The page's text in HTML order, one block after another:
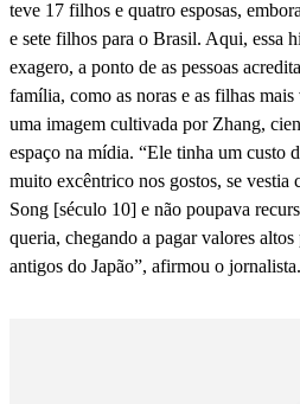
teve 17 filhos e quatro esposas,
e sete filhos para o Brasil. Aqui, essa
exagero, a ponto de as pessoas
família, como as noras e as filhas mais
uma imagem cultivada por Zhang,
espaço na mídia. “Ele tinha um custo
muito excêntrico nos gostos, se vestia
Song [século 10] e não poupava
queria, chegando a pagar valores
antigos do Japão”, afirmou o jornalista.